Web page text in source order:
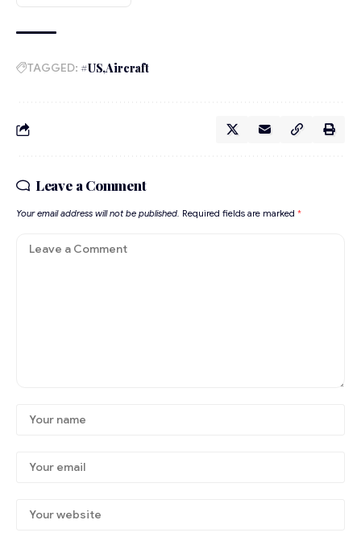
TAGGED: #US Aircraft
Leave a Comment
Your email address will not be published. Required fields are marked *